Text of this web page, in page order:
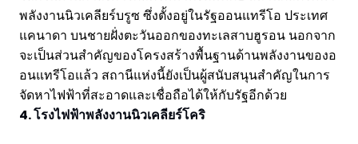
พลังงานนิวเคลียร์บรูซ ซึ่งตั้งอยู่ในรัฐออนแทรีโอ ประเทศ
แคนาดา บนชายฝั่งตะวันออกของทะเลสาบฮูรอน นอกจาก
จะเป็นส่วนสำคัญของโครงสร้างพื้นฐานด้านพลังงานของอ
อนแทรีโอแล้ว สถานีแห่งนี้ยังเป็นผู้สนับสนุนสำคัญในการ
จัดหาไฟฟ้าที่สะอาดและเชื่อถือได้ให้กับรัฐอีกด้วย
4. โรงไฟฟ้าพลังงานนิวเคลียร์โคริ